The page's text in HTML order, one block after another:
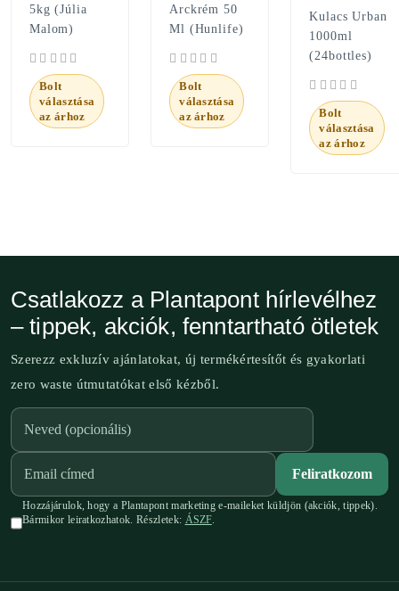
5kg (Júlia
Malom)
Bolt
választása
az árhoz
Arckrém 50
Ml (Hunlife)
Bolt
választása
az árhoz
Kulacs Urban
1000ml
(24bottles)
Bolt
választása
az árhoz
Csatlakozz a Plantapont hírlevélhez
– tippek, akciók, fenntartható ötletek
Szerezz exkluzív ajánlatokat, új termékértesítőt és gyakorlati
zero waste útmutatókat első kézből.
Feliratkozom
Hozzájárulok, hogy a Plantapont marketing e-maileket küldjön (akciók, tippek).
Bármikor leiratkozhatok. Részletek: ÁSZF.